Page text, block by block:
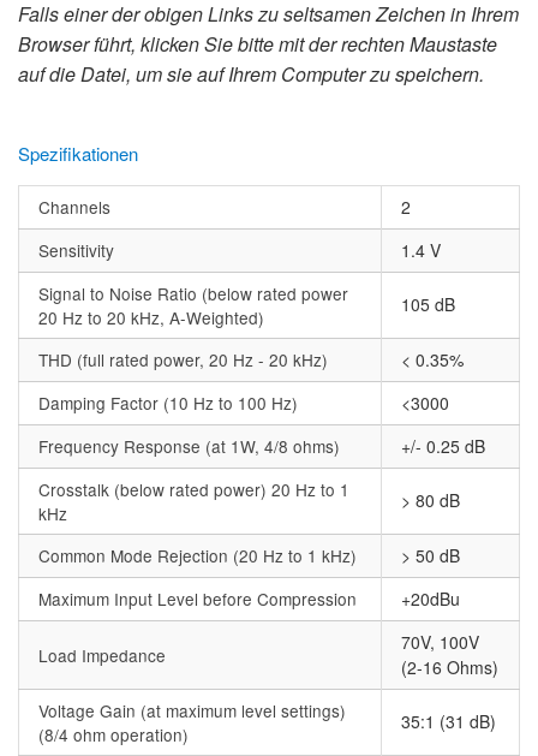
Falls einer der obigen Links zu seltsamen Zeichen in Ihrem
Browser führt, klicken Sie bitte mit der rechten Maustaste
auf die Datei, um sie auf Ihrem Computer zu speichern.
Spezifikationen
Channels
2
Sensitivity
1.4 V
Signal to Noise Ratio (below rated power
20 Hz to 20 kHz, A-Weighted)
105 dB
THD (full rated power, 20 Hz - 20 kHz)
< 0.35%
Damping Factor (10 Hz to 100 Hz)
<3000
Frequency Response (at 1W, 4/8 ohms)
+/- 0.25 dB
Crosstalk (below rated power) 20 Hz to 1
kHz
> 80 dB
Common Mode Rejection (20 Hz to 1 kHz)
> 50 dB
Maximum Input Level before Compression
+20dBu
Load Impedance
70V, 100V
(2-16 Ohms)
Voltage Gain (at maximum level settings)
(8/4 ohm operation)
35:1 (31 dB)